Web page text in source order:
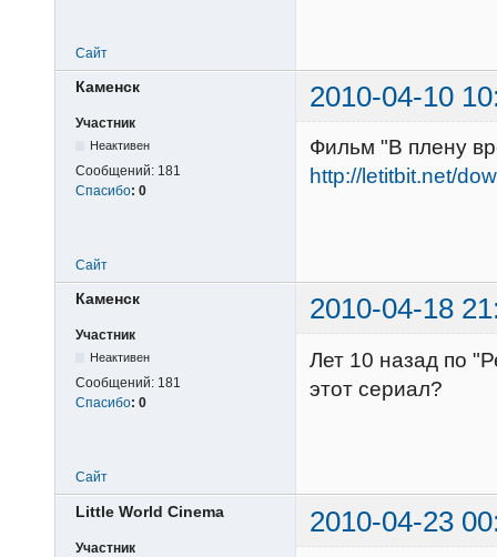
Сайт
Каменск 2010-04-10
Участник
Неактивен
Сообщений: 181
Спасибо: 0
Фильм "В плену
http://letitbit.net/
Сайт
Каменск 2010-04-18
Участник
Неактивен
Сообщений: 181
Спасибо: 0
Лет 10 назад по
этот сериал?
Сайт
Little World Cinema 2010-04-23
Участник